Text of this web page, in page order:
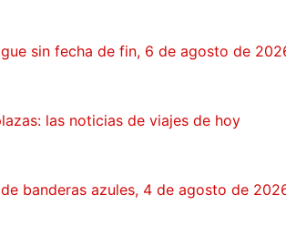
sin fecha de fin, 6 de agosto de
las noticias de viajes de hoy
banderas azules, 4 de agosto de